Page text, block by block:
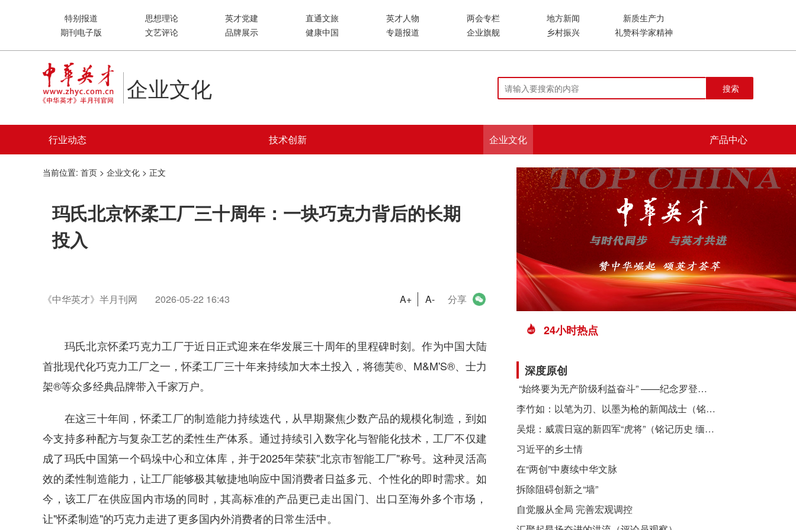
特别报道 思想理论 英才党建 直通文旅 英才人物 两会专栏 地方新闻
新质生产力
期刊电子版
文艺评论 品牌展示 健康中国 专题报道 企业旗舰 乡村振兴 礼赞科学家精神
企业文化 搜索
行业动态 技术创新 企业文化 产品中心
当前位置: 首页 > 企业文化 > 正文
玛氏北京怀柔工厂三十周年：一块巧克力背后的长期
投入
《中华英才》半月刊网 2026-05-22 16:43 A+ A- 分享
玛氏北京怀柔巧克力工厂于近日正式迎来在华发展三十周年的里程碑时刻。作为中国大陆
首批现代化巧克力工厂之一，怀柔工厂三十年来持续加大本土投入，将德芙®、M&M'S®、士力
架®等众多经典品牌带入千家万户。
在这三十年间，怀柔工厂的制造能力持续迭代，从早期聚焦少数产品的规模化制造，到如
今支持多种配方与复杂工艺的柔性生产体系。通过持续引入数字化与智能化技术，工厂不仅建
成了玛氏中国第一个码垛中心和立体库，并于2025年荣获"北京市智能工厂"称号。这种灵活高
效的柔性制造能力，让工厂能够极其敏捷地响应中国消费者日益多元、个性化的即时需求。如
今，该工厂在供应国内市场的同时，其高标准的产品更已走出国门、出口至海外多个市场，
让"怀柔制造"的巧克力走进了更多国内外消费者的日常生活中。
24小时热点
深度原创
​ “始终要为无产阶级利益奋斗” ——纪念罗登贤同志诞辰120周年
李竹如：以笔为刃、以墨为枪的新闻战士（铭记历史 缅怀先烈·抗日英雄）
吴焜：威震日寇的新四军“虎将”（铭记历史 缅怀先烈·抗日英雄）
习近平的乡土情
在“两创”中赓续中华文脉
拆除阻碍创新之“墙”
自觉服从全局 完善宏观调控